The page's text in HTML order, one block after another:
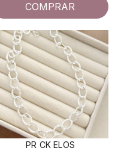
COMPRAR
PR CK ELOS